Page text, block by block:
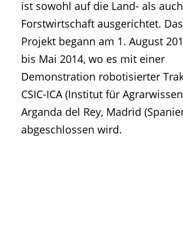
ist sowohl auf die Land- als
Forstwirtschaft ausgerichtet. Das
Projekt begann am 1. August
bis Mai 2014, wo es mit einer
Demonstration robotisierter
CSIC-ICA (Institut für
Arganda del Rey, Madrid
abgeschlossen wird.